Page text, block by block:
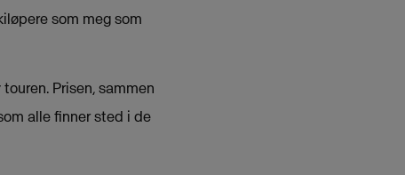
som meg som
Prisen, sammen
alle finner sted i de